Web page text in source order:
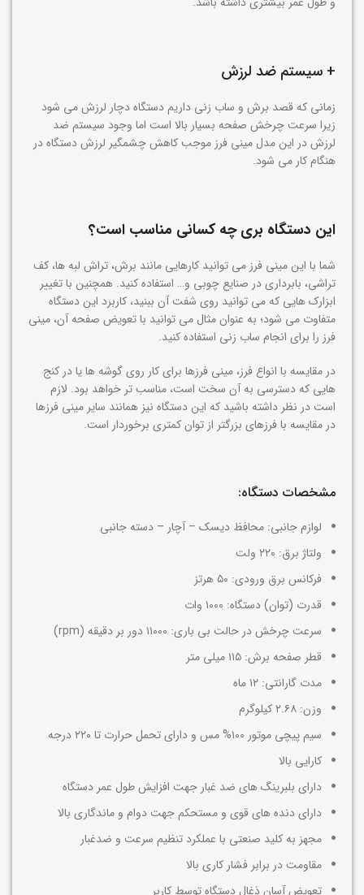
+ سیستم ضد لرزش
زمانی که قصد برش و ساب زنی داریم دستگاه دچار لرزش می شود
زیرا سرعت چرخش صفحه بسیار بالا است اما وجود سیستم ضد
لرزش در این مدل مینی فرز موجب کاهش چشمگیر لرزش دستگاه در
هنگام کار می شود.
این دستگاه بری چه کسانی مناسب است؟
شما با این مینی فرز می توانید کارهایی مانند برش، تراش لبه ها، کف
تراشی، بابرداری در صنایع چوبی و… استفاده کنید. همچنین با تغییر
ابزارک هایی که می توانید روی شفت آن ببنید، کاربرد این دستگاه
متفاوت می شود؛ به عنوان مثال می توانید با تعویض صفحه آن، مینی
فرز را برای انجام ساب زنی استفاده کنید.
در مقایسه با انواع فرز، مینی فرزها برای کار روی گوشه ها یا در کنج
هایی که دسترسی به آن سخت است، مناسب تر خواهد بود. لازم
است در نظر داشته باشید که این دستگاه نیز همانند سایر مینی فرزها
در مقایسه با فرزهای بزرگتر از توان کمتری برخوردار است.
مشخصات دستگاه:
لوازم جانبی: محافظ دیسک – آچار – دسته جانبی
ولتاژ برق: ۲۲۰ ولت
فرکانس برق ورودی: ۵۰ هرتز
قدرت (توان) دستگاه: ۱۰۰۰ وات
سرعت چرخش در حالت بی باری: ۱۱۰۰۰ دور بر دقیقه (rpm)
قطر صفحه برش: ۱۱۵ میلی متر
مدت گارانتی: ۱۲ ماه
وزن: ۲.۶۸ کیلوگرم
سیم پیچی موتور ۱۰۰% مس و دارای تحمل حرارت تا ۲۲۰ درجه
کارایی بالا
دارای بلبرینگ های ضد غبار جهت افزایش طول عمر دستگاه
دارای دنده های قوی و مستحکم جهت دوام و ماندگاری بالا
مجهز به کلید صنعتی با عملکرد تنظیم سرعت و ضدغبار
مقاومت در برابر فشار کاری بالا
تعویض آسان ذغال دستگاه توسط کاربر